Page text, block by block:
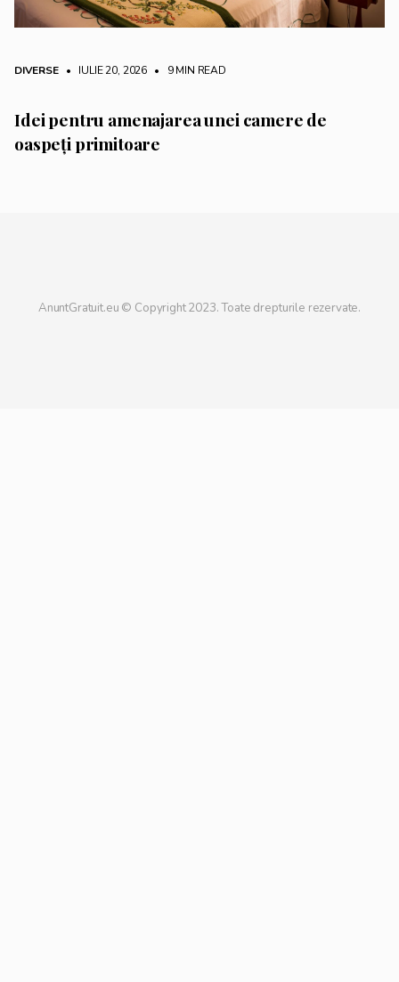
DIVERSE • IULIE 20, 2026 • 9 MIN READ
Idei pentru amenajarea unei camere de
oaspeți primitoare
AnuntGratuit.eu © Copyright 2023. Toate drepturile rezervate.